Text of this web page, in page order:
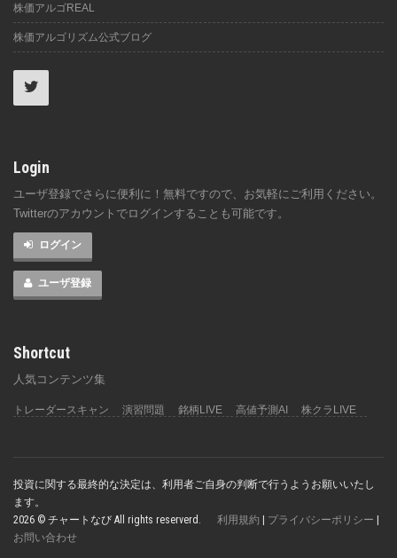
株価アルゴREAL
株価アルゴリズム公式ブログ
Login
ユーザ登録でさらに便利に！無料ですので、お気軽にご利用ください。
Twitterのアカウントでログインすることも可能です。
ログイン
ユーザ登録
Shortcut
人気コンテンツ集
トレーダースキャン 演習問題 銘柄LIVE 高値予測AI 株クラLIVE
投資に関する最終的な決定は、利用者ご自身の判断で行うようお願いいたし
ます。
2026 © チャートなび All rights reserverd. 利用規約 | プライバシーポリシー |
お問い合わせ